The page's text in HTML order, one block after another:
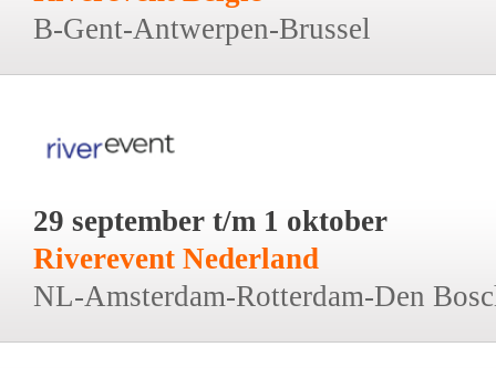
B-Gent-Antwerpen-Brussel
29 september t/m 1 oktober
Riverevent Nederland
NL-Amsterdam-Rotterdam-Den